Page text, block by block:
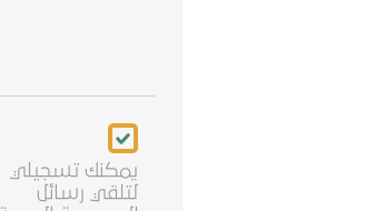
Newsletter
يمكنك تسجيلي
لتلقي رسائل